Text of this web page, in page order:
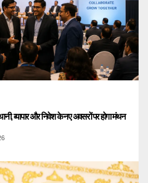
व्यापार और निवेश के नए अवसरों पर होगा मंथन